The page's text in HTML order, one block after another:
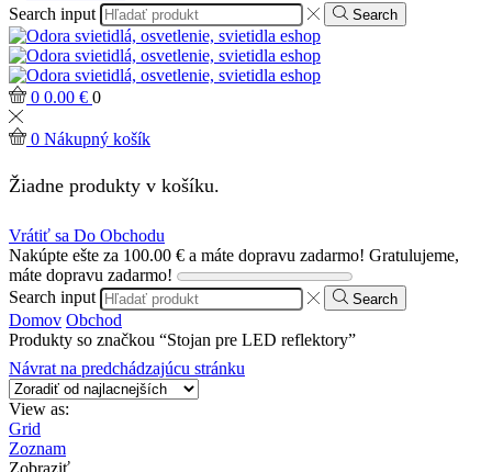
Search input
Search
0 0.00 € 0
0 Nákupný košík
Žiadne produkty v košíku.
Vrátiť sa Do Obchodu
Nakúpte ešte za 100.00 € a máte dopravu zadarmo! Gratulujeme,
máte dopravu zadarmo!
Search input
Search
Domov Obchod
Produkty so značkou “Stojan pre LED reflektory”
Návrat na predchádzajúcu stránku
View as:
Grid
Zoznam
Zobraziť